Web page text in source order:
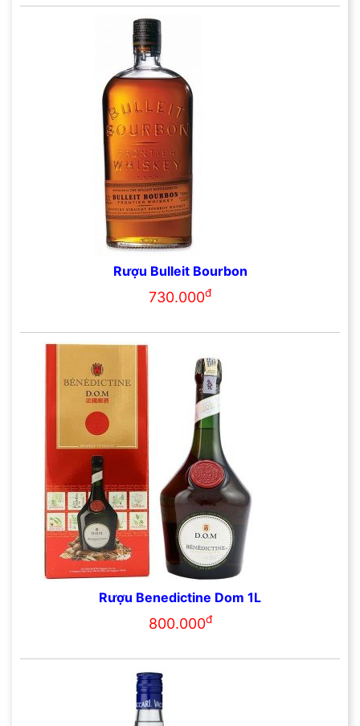
Rượu Bulleit Bourbon
730.000đ
Rượu Benedictine Dom 1L
800.000đ